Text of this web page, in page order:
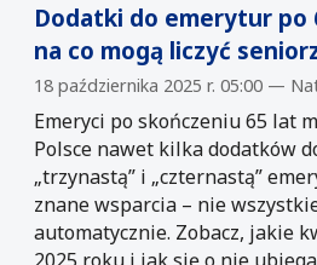
Dodatki do emerytur po
na co mogą liczyć
18 października 2025 r. 05:00 —
Emeryci po skończeniu 65 lat
Polsce nawet kilka dodatków
„trzynastą” i „czternastą”
znane wsparcia – nie
automatycznie. Zobacz, jakie